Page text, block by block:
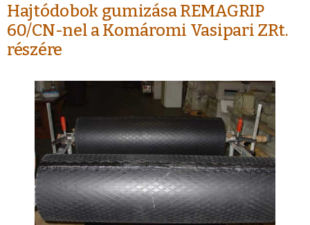
Hajtódobok gumizása REMAGRIP
60/CN-nel a Komáromi Vasipari ZRt.
részére